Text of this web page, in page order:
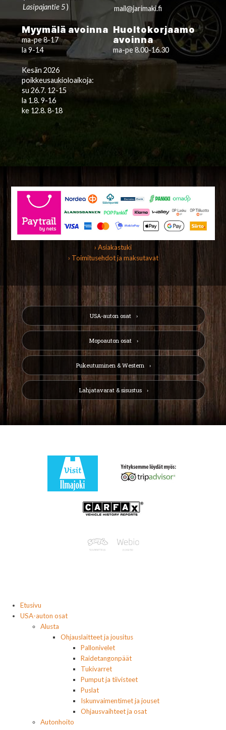
Lasipajantie 5) mail@jarimaki.fi
Myymälä avoinna
ma-pe 8-17
la 9-14
Kesän 2026
poikkeusaukioloaikoja:
su 26.7. 12-15
la 1.8. 9-16
ke 12.8. 8-18
Huoltokorjaamo
avoinna
ma-pe 8.00-16.30
› Asiakastuki
› Toimitusehdot ja maksutavat
USA-auton osat
Mopoauton osat
Pukeutuminen & Western
Lahjatavarat & sisustus
Etusivu
USA-auton osat
Alusta
Ohjauslaitteet ja jousitus
Pallonivelet
Raidetangonpäät
Tukivarret
Pumput ja tiivisteet
Puslat
Iskunvaimentimet ja jouset
Ohjausvaihteet ja osat
Autonhoito